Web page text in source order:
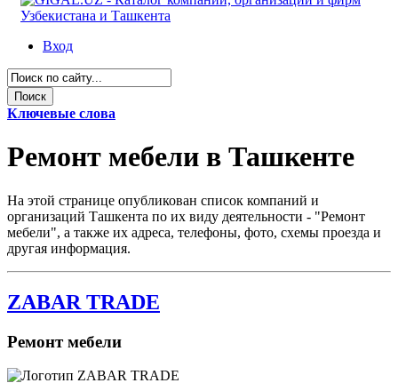
Вход
Ключевые слова
Ремонт мебели в Ташкенте
На этой странице опубликован список компаний и
организаций Ташкента по их виду деятельности - "Ремонт
мебели", а также их адреса, телефоны, фото, схемы проезда и
другая информация.
ZABAR TRADE
Ремонт мебели